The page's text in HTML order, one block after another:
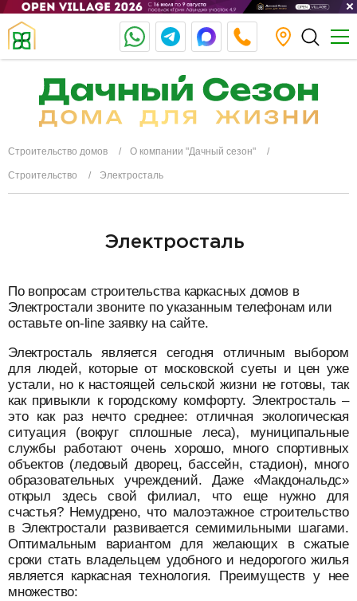
Строительство домов О компании "Дачный сезон"
Строительство Электросталь
Электросталь
По вопросам строительства каркасных домов в
Электростали звоните по указанным телефонам или
оставьте on-line заявку на сайте.
Электросталь является сегодня отличным выбором
для людей, которые от московской суеты и цен уже
устали, но к настоящей сельской жизни не готовы, так
как привыкли к городскому комфорту. Электросталь –
это как раз нечто среднее: отличная экологическая
ситуация (вокруг сплошные леса), муниципальные
службы работают очень хорошо, много спортивных
объектов (ледовый дворец, бассейн, стадион), много
образовательных учреждений. Даже «Макдональдс»
открыл здесь свой филиал, что еще нужно для
счастья? Немудрено, что малоэтажное строительство
в Электростали развивается семимильными шагами.
Оптимальным вариантом для желающих в сжатые
сроки стать владельцем удобного и недорогого жилья
является каркасная технология. Преимуществ у нее
множество: